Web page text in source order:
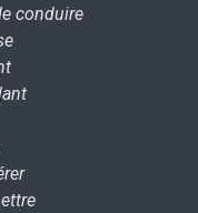
conduire